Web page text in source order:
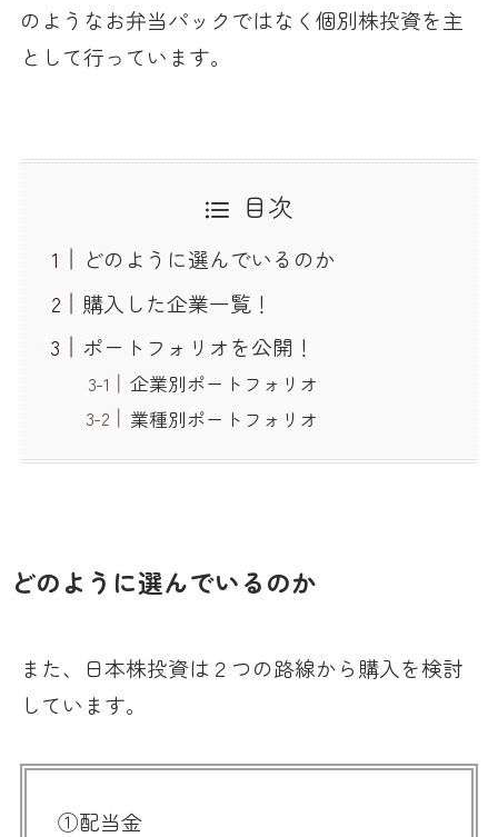
のようなお弁当パックではなく個別株投資を主
として行っています。
目次
どのように選んでいるのか
購入した企業一覧！
ポートフォリオを公開！
企業別ポートフォリオ
業種別ポートフォリオ
どのように選んでいるのか
また、日本株投資は２つの路線から購入を検討
しています。
①配当金